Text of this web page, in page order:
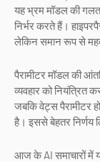
यह भ्रम मॉडल की
निर्भर करते हैं।
लेकिन समान रूप से
पैरामीटर मॉडल की
व्यवहार को नियंत्रित
जबकि वेट्स पैरामीटर
है। इससे बेहतर निर्णय
आज के AI समाचारों में